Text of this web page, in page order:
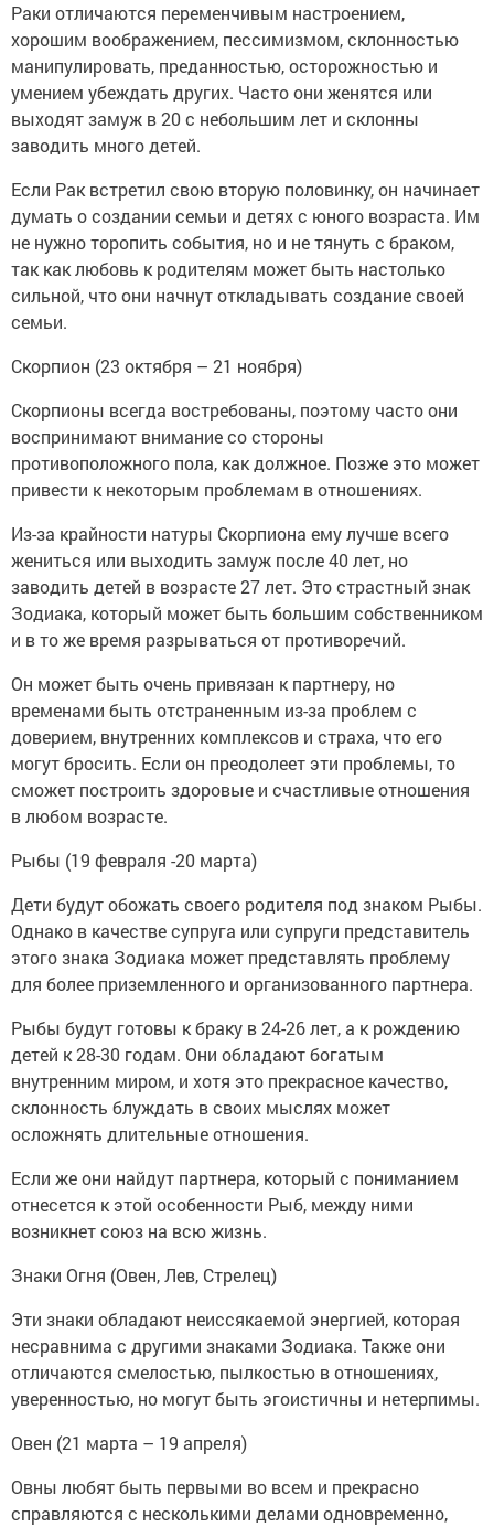
Раки отличаются переменчивым настроением,
хорошим воображением, пессимизмом, склонностью
манипулировать, преданностью, осторожностью и
умением убеждать других. Часто они женятся или
выходят замуж в 20 с небольшим лет и склонны
заводить много детей.
Если Рак встретил свою вторую половинку, он начинает
думать о создании семьи и детях с юного возраста. Им
не нужно торопить события, но и не тянуть с браком,
так как любовь к родителям может быть настолько
сильной, что они начнут откладывать создание своей
семьи.
Скорпион (23 октября – 21 ноября)
Скорпионы всегда востребованы, поэтому часто они
воспринимают внимание со стороны
противоположного пола, как должное. Позже это может
привести к некоторым проблемам в отношениях.
Из-за крайности натуры Скорпиона ему лучше всего
жениться или выходить замуж после 40 лет, но
заводить детей в возрасте 27 лет. Это страстный знак
Зодиака, который может быть большим собственником
и в то же время разрываться от противоречий.
Он может быть очень привязан к партнеру, но
временами быть отстраненным из-за проблем с
доверием, внутренних комплексов и страха, что его
могут бросить. Если он преодолеет эти проблемы, то
сможет построить здоровые и счастливые отношения
в любом возрасте.
Рыбы (19 февраля -20 марта)
Дети будут обожать своего родителя под знаком Рыбы.
Однако в качестве супруга или супруги представитель
этого знака Зодиака может представлять проблему
для более приземленного и организованного партнера.
Рыбы будут готовы к браку в 24-26 лет, а к рождению
детей к 28-30 годам. Они обладают богатым
внутренним миром, и хотя это прекрасное качество,
склонность блуждать в своих мыслях может
осложнять длительные отношения.
Если же они найдут партнера, который с пониманием
отнесется к этой особенности Рыб, между ними
возникнет союз на всю жизнь.
Знаки Огня (Овен, Лев, Стрелец)
Эти знаки обладают неиссякаемой энергией, которая
несравнима с другими знаками Зодиака. Также они
отличаются смелостью, пылкостью в отношениях,
уверенностью, но могут быть эгоистичны и нетерпимы.
Овен (21 марта – 19 апреля)
Овны любят быть первыми во всем и прекрасно
справляются с несколькими делами одновременно,